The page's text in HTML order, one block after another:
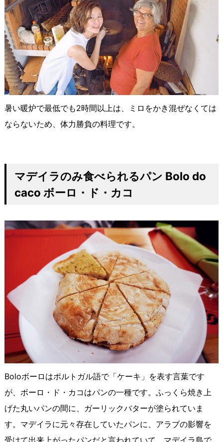
暑い暖炉で最低でも2時間以上は、ミロをかき混ぜなくては
ならないため、体力勝負の料理です。
マデイラのみ食べられるパン Bolo do
caco ボーロ・ド・カコ
Boloボーロはポルトガル語で「ケーキ」を表す言葉です
が、ボーロ・ド・カコはパンの一種です。ふっくら焼き上
げた丸いパンの間に、ガーリックバターが塗られていま
す。マデイラに元々存在していたパンに、アラブの影響を